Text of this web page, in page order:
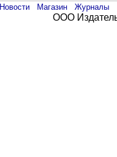
Новости Магазин Журналы
ООО